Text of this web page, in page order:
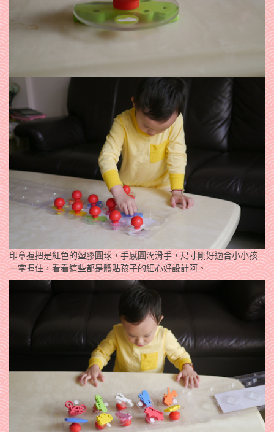
印章握把是紅色的塑膠圓球，手感圓潤滑手，尺寸剛好適合小小孩
一掌握住，看看這些都是體貼孩子的細心好設計阿。